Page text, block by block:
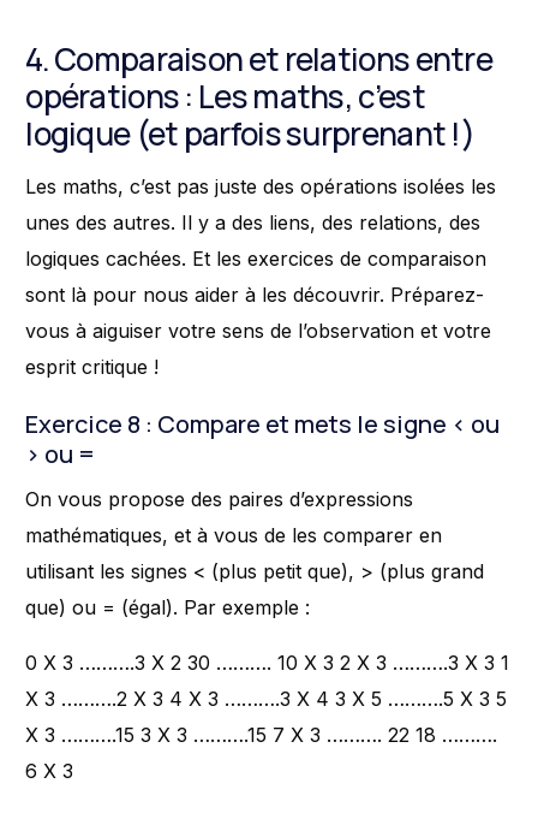
4. Comparaison et relations entre
opérations : Les maths, c’est
logique (et parfois surprenant !)
Les maths, c’est pas juste des opérations isolées les
unes des autres. Il y a des liens, des relations, des
logiques cachées. Et les exercices de comparaison
sont là pour nous aider à les découvrir. Préparez-
vous à aiguiser votre sens de l’observation et votre
esprit critique !
Exercice 8 : Compare et mets le signe < ou
> ou =
On vous propose des paires d’expressions
mathématiques, et à vous de les comparer en
utilisant les signes < (plus petit que), > (plus grand
que) ou = (égal). Par exemple :
0 X 3 ……….3 X 2 30 ………. 10 X 3 2 X 3 ……….3 X 3 1
X 3 ……….2 X 3 4 X 3 ……….3 X 4 3 X 5 ……….5 X 3 5
X 3 ……….15 3 X 3 ……….15 7 X 3 ………. 22 18 ……….
6 X 3